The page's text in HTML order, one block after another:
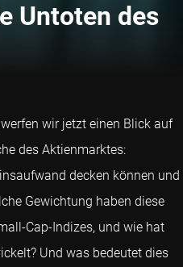
Untoten des
wir jetzt einen Blick auf
des Aktienmarktes:
decken können und
Gewichtung haben diese
Cap-Indizes, und wie hat
Und was bedeutet dies